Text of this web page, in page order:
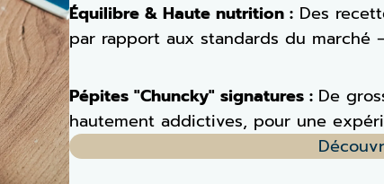
Équilibre & Haute nutrition :Des
par rapport aux standards du marché
Pépites "Chuncky" signatures : De
hautement addictives, pour une